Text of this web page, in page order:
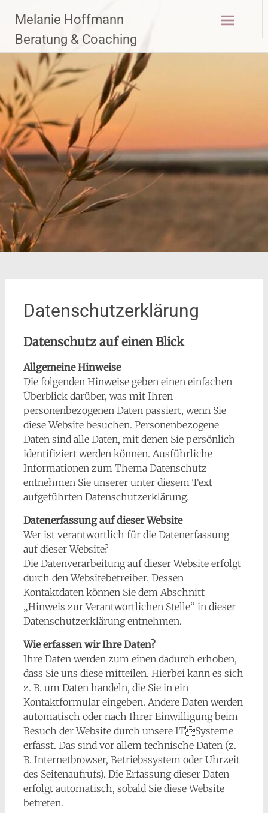
Inhalt
springen
Melanie Hoffmann
Beratung & Coaching
Datenschutzerklärung
Datenschutz auf einen Blick
Allgemeine Hinweise
Die folgenden Hinweise geben einen einfachen
Überblick darüber, was mit Ihren
personenbezogenen Daten passiert, wenn Sie
diese Website besuchen. Personenbezogene
Daten sind alle Daten, mit denen Sie persönlich
identifiziert werden können. Ausführliche
Informationen zum Thema Datenschutz
entnehmen Sie unserer unter diesem Text
aufgeführten Datenschutzerklärung.
Datenerfassung auf dieser Website
Wer ist verantwortlich für die Datenerfassung
auf dieser Website?
Die Datenverarbeitung auf dieser Website erfolgt
durch den Websitebetreiber. Dessen
Kontaktdaten können Sie dem Abschnitt
„Hinweis zur Verantwortlichen Stelle“ in dieser
Datenschutzerklärung entnehmen.
Wie erfassen wir Ihre Daten?
Ihre Daten werden zum einen dadurch erhoben,
dass Sie uns diese mitteilen. Hierbei kann es sich
z. B. um Daten handeln, die Sie in ein
Kontaktformular eingeben. Andere Daten werden
automatisch oder nach Ihrer Einwilligung beim
Besuch der Website durch unsere ITSysteme
erfasst. Das sind vor allem technische Daten (z.
B. Internetbrowser, Betriebssystem oder Uhrzeit
des Seitenaufrufs). Die Erfassung dieser Daten
erfolgt automatisch, sobald Sie diese Website
betreten.